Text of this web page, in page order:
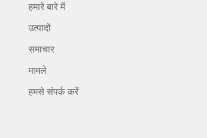
हमारे बारे में
उत्पादों
समाचार
मामले
हमसे संपर्क करें